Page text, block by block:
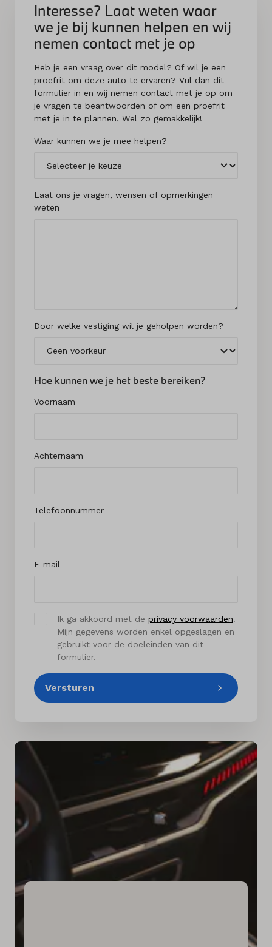
Interesse? Laat weten waar
we je bij kunnen helpen en wij
nemen contact met je op
Heb je een vraag over dit model? Of wil je een
proefrit om deze auto te ervaren? Vul dan dit
formulier in en wij nemen contact met je op om
je vragen te beantwoorden of om een proefrit
met je in te plannen. Wel zo gemakkelijk!
Waar kunnen we je mee helpen?
Laat ons je vragen, wensen of opmerkingen
weten
Door welke vestiging wil je geholpen worden?
Hoe kunnen we je het beste bereiken?
Voornaam
Achternaam
Telefoonnummer
E-mail
Ik ga akkoord met de privacy voorwaarden.
Mijn gegevens worden enkel opgeslagen en
gebruikt voor de doeleinden van dit
formulier.
Versturen